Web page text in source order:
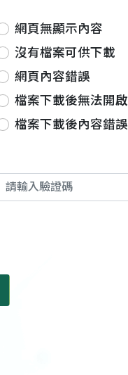
網頁無顯示內容
沒有檔案可供下載
網頁內容錯誤
檔案下載後無法開啟
檔案下載後內容錯誤